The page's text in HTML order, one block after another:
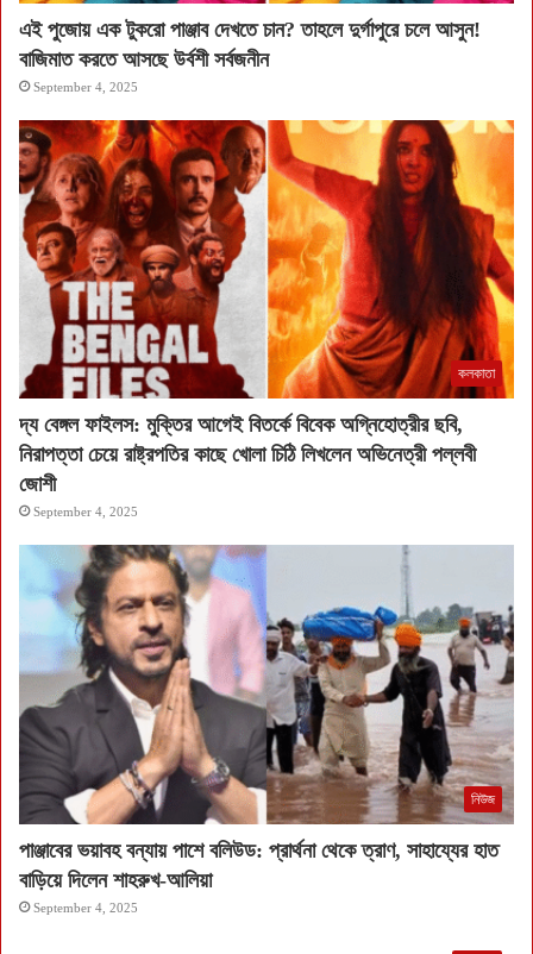
এই পুজোয় এক টুকরো পাঞ্জাব দেখতে চান? তাহলে দুর্গাপুরে চলে আসুন!
বাজিমাত করতে আসছে উর্বশী সর্বজনীন
September 4, 2025
কলকাতা
দ্য বেঙ্গল ফাইলস: মুক্তির আগেই বিতর্কে বিবেক অগ্নিহোত্রীর ছবি,
নিরাপত্তা চেয়ে রাষ্ট্রপতির কাছে খোলা চিঠি লিখলেন অভিনেত্রী পল্লবী
জোশী
September 4, 2025
নিউজ
পাঞ্জাবের ভয়াবহ বন্যায় পাশে বলিউড: প্রার্থনা থেকে ত্রাণ, সাহায্যের হাত
বাড়িয়ে দিলেন শাহরুখ-আলিয়া
September 4, 2025